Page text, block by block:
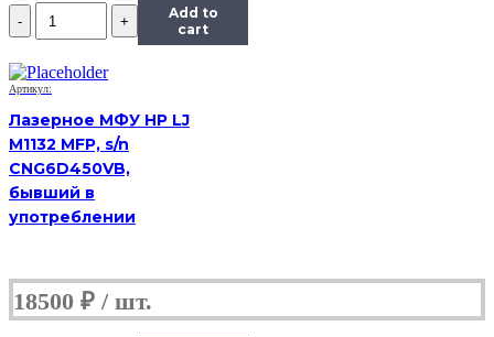
Количество
МФУ
LaserJet
3055,
У)
Add to
cart
Артикул:
Лазерное МФУ HP LJ
M1132 MFP, s/n
CNG6D450VB,
бывший в
употреблении
18500 ₽